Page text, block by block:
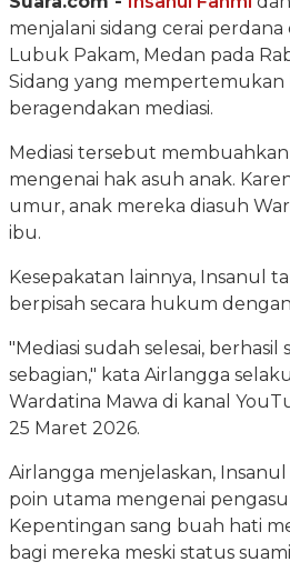
menjalani sidang cerai
Lubuk Pakam, Medan pada
Sidang yang mempertemukan
beragendakan mediasi.
Mediasi tersebut
mengenai hak asuh anak.
umur, anak mereka diasuh
ibu.
Kesepakatan lainnya, Insanul
berpisah secara hukum
"Mediasi sudah selesai, berhasil
sebagian," kata Airlangga
Wardatina Mawa di kanal
25 Maret 2026.
Airlangga menjelaskan,
poin utama mengenai
Kepentingan sang buah hati
bagi mereka meski status